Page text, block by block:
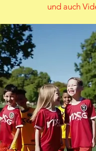
und auch